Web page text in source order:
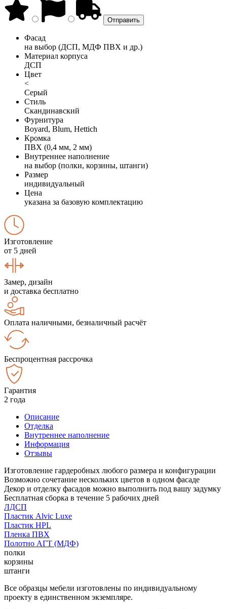
Фасад
на выбор (ДСП, МДФ ПВХ и др.)
Материал корпуса
ДСП
Цвет
<
Серый
Стиль
Скандинавский
Фурнитура
Boyard, Blum, Hettich
Кромка
ПВХ (0,4 мм, 2 мм)
Внутреннее наполнение
на выбор (полки, корзины, штанги)
Размер
индивидуальный
Цена
указана за базовую комплектацию
Изготовление
от 5 дней
Замер, дизайн
и доставка бесплатно
Оплата наличными, безналичный расчёт
Беспроцентная рассрочка
Гарантия
2 года
Описание
Отделка
Внутреннее наполнение
Информация
Отзывы
Изготовление гардеробных любого размера и конфигурации
Возможно сочетание нескольких цветов в одном фасаде
Декор и отделку фасадов можно выполнить под вашу задумку
Бесплатная сборка в течение 5 рабочих дней
ЛДСП
Пластик Alvic Luxe
Пластик HPL
Пленка ПВХ
Полотно АГТ (МДФ)
полки
корзины
штанги
Все образцы мебели изготовлены по индивидуальному
проекту в единственном экземпляре.